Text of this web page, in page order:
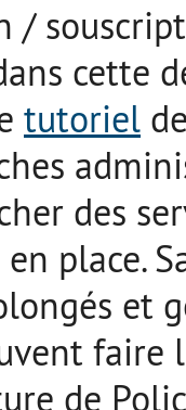
cette
tutoriel
des
place.
et
faire
de